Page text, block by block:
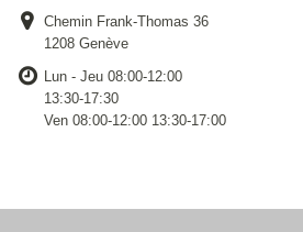
Chemin Frank-Thomas 36
1208 Genève
Lun - Jeu 08:00-12:00
13:30-17:30
Ven 08:00-12:00 13:30-17:00